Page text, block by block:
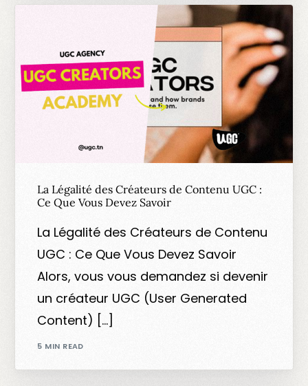
La Légalité des Créateurs de Contenu UGC :
Ce Que Vous Devez Savoir
La Légalité des Créateurs de Contenu
UGC : Ce Que Vous Devez Savoir
Alors, vous vous demandez si devenir
un créateur UGC (User Generated
Content) […]
5 MIN READ